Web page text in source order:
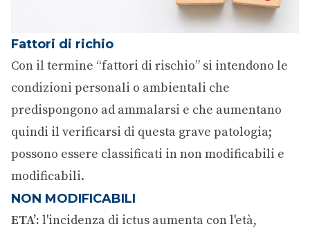
Fattori di richio
Con il termine “fattori di rischio” si intendono le
condizioni personali o ambientali che
predispongono ad ammalarsi e che aumentano
quindi il verificarsi di questa grave patologia;
possono essere classificati in non modificabili e
modificabili.
NON MODIFICABILI
ETA’: l'incidenza di ictus aumenta con l'età,